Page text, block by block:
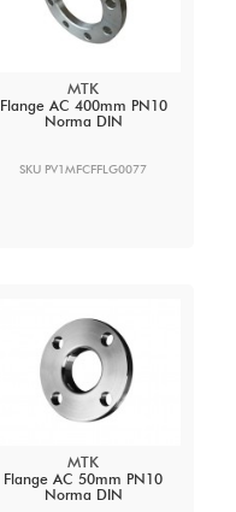
MTK
Flange AC 400mm PN10
Norma DIN
SKU PV1MFCFFLG0077
MTK
Flange AC 50mm PN10
Norma DIN